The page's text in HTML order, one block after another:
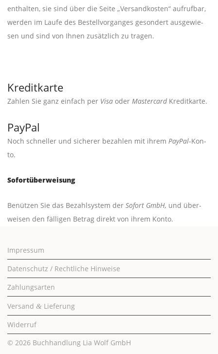
ent­hal­ten, sie sind über die Sei­te „Ver­sand­kos­ten“ auf­ruf­bar,
wer­den im Lau­fe des Bestell­vor­gan­ges geson­dert aus­ge­wie­
sen und sind von Ihnen zusätz­lich zu tragen.
Kreditkarte
Zah­len Sie ganz ein­fach per Visa oder Mas­ter­cardKreditkarte.
PayPal
Noch schnel­ler und siche­rer bezah­len mit ihrem PayPal-Kon­
to.
Sofort­über­wei­sung
Benüt­zen Sie das Bezahl­sys­tem der Sofort GmbH, und über­
wei­sen den fäl­li­gen Betrag direkt von ihrem Konto.
Impressum
Datenschutz / Rechtliche Hinweise
Zahlungsarten
Versand & Lieferung
Widerruf
© 2026 Buchhandlung Lia Wolf GmbH